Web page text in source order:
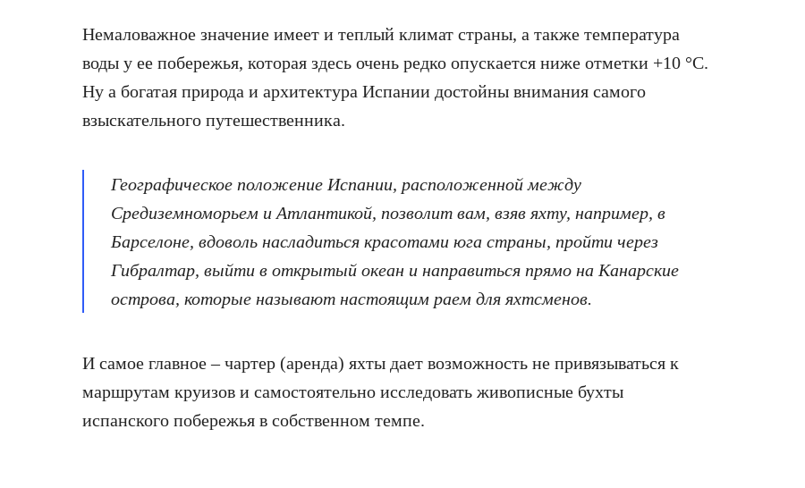
Немаловажное значение имеет и теплый климат страны, а также температура
воды у ее побережья, которая здесь очень редко опускается ниже отметки +10 °С.
Ну а богатая природа и архитектура Испании достойны внимания самого
взыскательного путешественника.
Географическое положение Испании, расположенной между
Средиземноморьем и Атлантикой, позволит вам, взяв яхту, например, в
Барселоне, вдоволь насладиться красотами юга страны, пройти через
Гибралтар, выйти в открытый океан и направиться прямо на Канарские
острова, которые называют настоящим раем для яхтсменов.
И самое главное – чартер (аренда) яхты дает возможность не привязываться к
маршрутам круизов и самостоятельно исследовать живописные бухты
испанского побережья в собственном темпе.